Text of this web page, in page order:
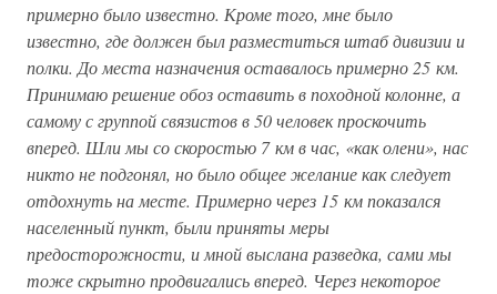
примерно было известно. Кроме того, мне было
известно, где должен был разместиться штаб дивизии и
полки. До места назначения оставалось примерно 25 км.
Принимаю решение обоз оставить в походной колонне, а
самому с группой связистов в 50 человек проскочить
вперед. Шли мы со скоростью 7 км в час, «как олени», нас
никто не подгонял, но было общее желание как следует
отдохнуть на месте. Примерно через 15 км показался
населенный пункт, были приняты меры
предосторожности, и мной выслана разведка, сами мы
тоже скрытно продвигались вперед. Через некоторое